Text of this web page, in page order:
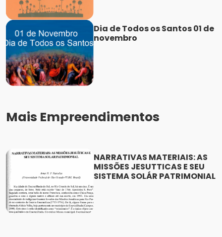
Dia de Todos os Santos 01 de
novembro
Mais Empreendimentos
NARRATIVAS MATERIAIS: AS
MISSÕES JESUTTICAS E SEU
SISTEMA SOLÁR PATRIMONIAL